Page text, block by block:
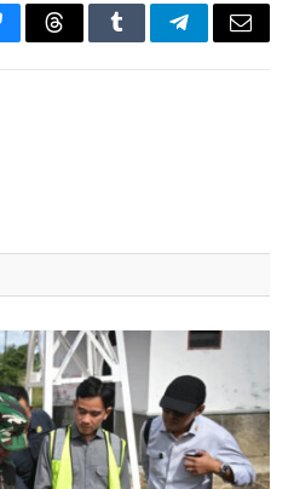
ThreadsTumblrTelegramEmail